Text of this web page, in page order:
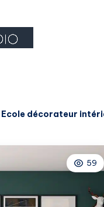
Ecole décorateur
59